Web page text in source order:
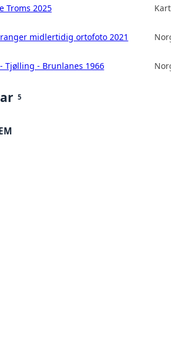
Troms 2025
midlertidig ortofoto 2021
Tjølling - Brunlanes 1966
5